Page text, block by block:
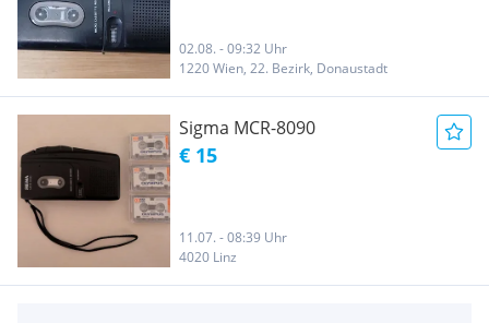
02.08. - 09:32 Uhr
1220 Wien, 22. Bezirk, Donaustadt
Sigma MCR-8090
€ 15
11.07. - 08:39 Uhr
4020 Linz